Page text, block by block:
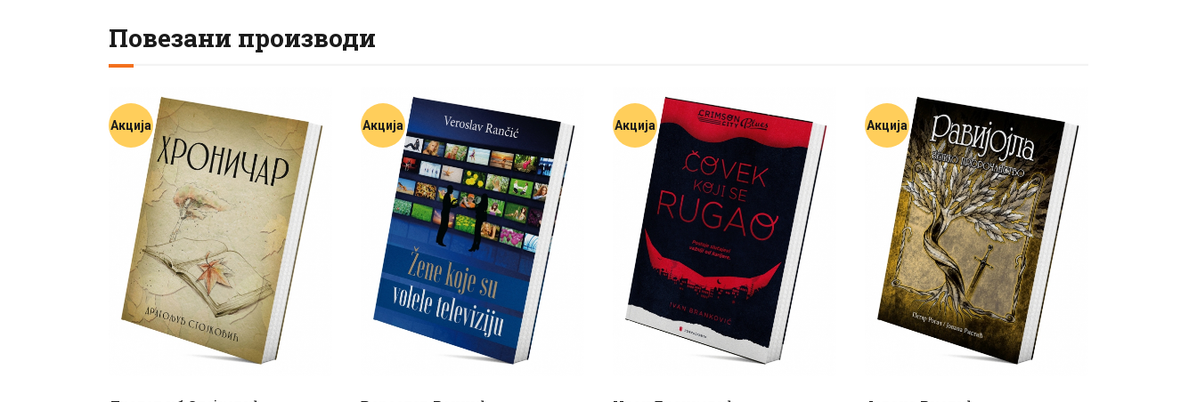
Повезани производи
Акција Акција Акција Акција